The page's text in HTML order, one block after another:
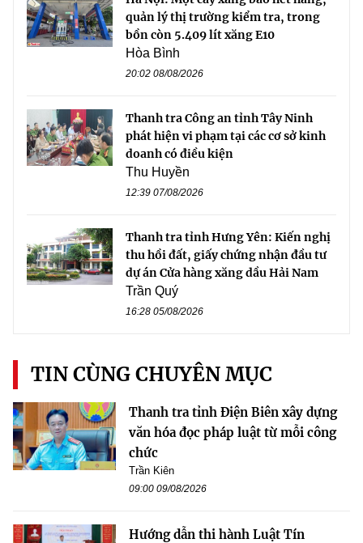
quản lý thị trường kiểm tra, trong
bồn còn 5.409 lít xăng E10
Hòa Bình
20:02 08/08/2026
Thanh tra Công an tỉnh Tây Ninh
phát hiện vi phạm tại các cơ sở kinh
doanh có điều kiện
Thu Huyền
12:39 07/08/2026
Thanh tra tỉnh Hưng Yên: Kiến nghị
thu hồi đất, giấy chứng nhận đầu tư
dự án Cửa hàng xăng dầu Hải Nam
Trần Quý
16:28 05/08/2026
TIN CÙNG CHUYÊN MỤC
Thanh tra tỉnh Điện Biên xây dựng
văn hóa đọc pháp luật từ mỗi công
chức
Trần Kiên
09:00 09/08/2026
Hướng dẫn thi hành Luật Tín